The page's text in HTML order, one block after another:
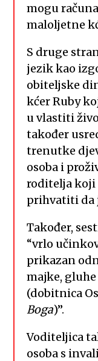
mogu
maloljetne
S druge
jezik kao
obiteljske
kćer Ruby
u vlastiti
također
trenutke
osoba i
roditelja
prihvatiti da
Također,
“vrlo
prikazan
majke,
(dobitnica
Boga)”.
Voditeljica
osoba s